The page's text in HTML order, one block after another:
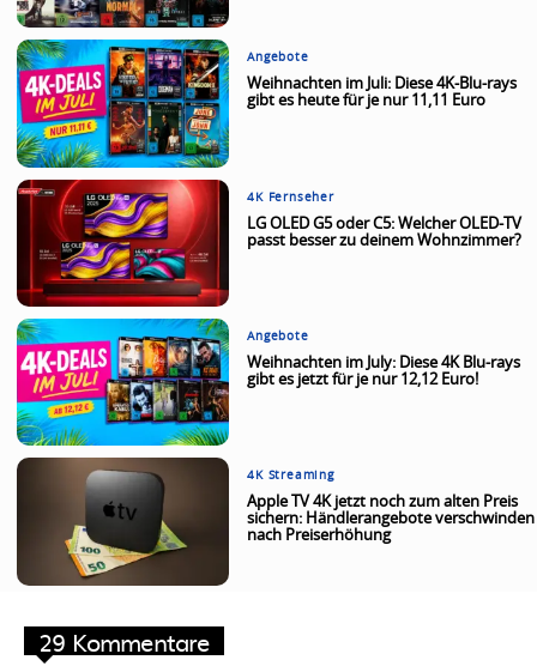
Angebote
Weihnachten im Juli: Diese 4K-Blu-rays
gibt es heute für je nur 11,11 Euro
4K Fernseher
LG OLED G5 oder C5: Welcher OLED-TV
passt besser zu deinem Wohnzimmer?
Angebote
Weihnachten im July: Diese 4K Blu-rays
gibt es jetzt für je nur 12,12 Euro!
4K Streaming
Apple TV 4K jetzt noch zum alten Preis
sichern: Händlerangebote verschwinden
nach Preiserhöhung
29 Kommentare